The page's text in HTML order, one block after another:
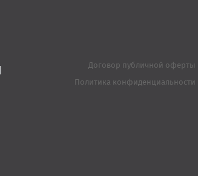
Договор публичной оферты
Политика конфиденциальности